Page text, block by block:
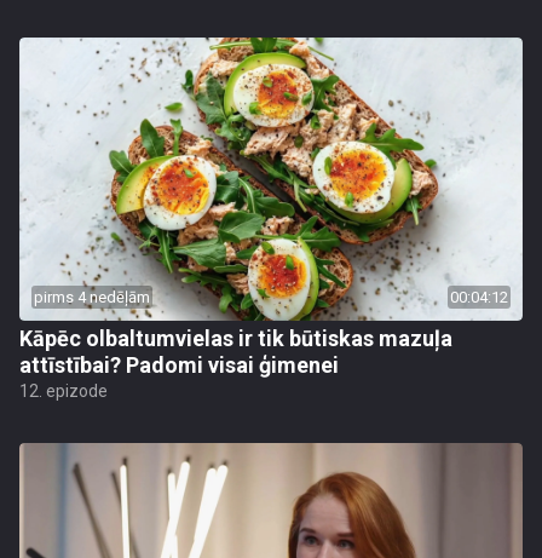
pirms 4 nedēļām 00:04:12
Kāpēc olbaltumvielas ir tik būtiskas mazuļa
attīstībai? Padomi visai ģimenei
12. epizode